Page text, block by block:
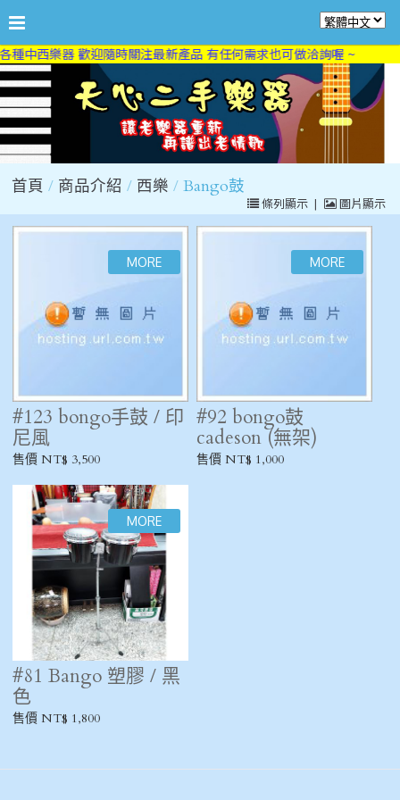
種中西樂器 歡迎隨時關注最新產品 有任何需求也可做洽詢喔 ~
首頁 商品介紹 西樂 Bango鼓
條列顯示 | 圖片顯示
#123 bongo手鼓 / 印
尼風
售價 NT$ 3,500
#92 bongo鼓
cadeson (無架)
售價 NT$ 1,000
#81 Bango 塑膠 / 黑
色
售價 NT$ 1,800